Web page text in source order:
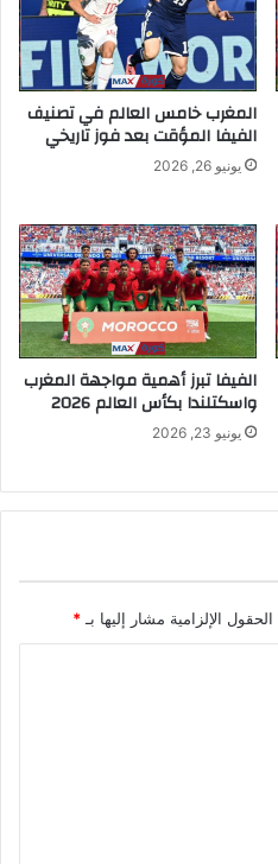
المغرب خامس العالم في تصنيف
الفيفا المؤقت بعد فوز تاريخي
يونيو 26, 2026
الفيفا تبرز أهمية مواجهة المغرب
واسكتلندا بكأس العالم 2026
يونيو 23, 2026
الحقول الإلزامية مشار إليها بـ *